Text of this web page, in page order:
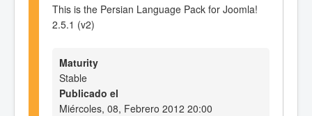
This is the Persian Language Pack for Joomla!
2.5.1 (v2)
Maturity
Stable
Publicado el
Miércoles, 08, Febrero 2012 20:00